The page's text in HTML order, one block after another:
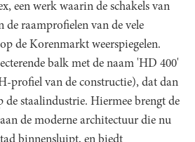
een werk waarin de schakels van
de raamprofielen van de vele
de Korenmarkt weerspiegelen.
balk met de naam 'HD 400'
profiel van de constructie), dat dan
de staalindustrie. Hiermee brengt de
de moderne architectuur die nu